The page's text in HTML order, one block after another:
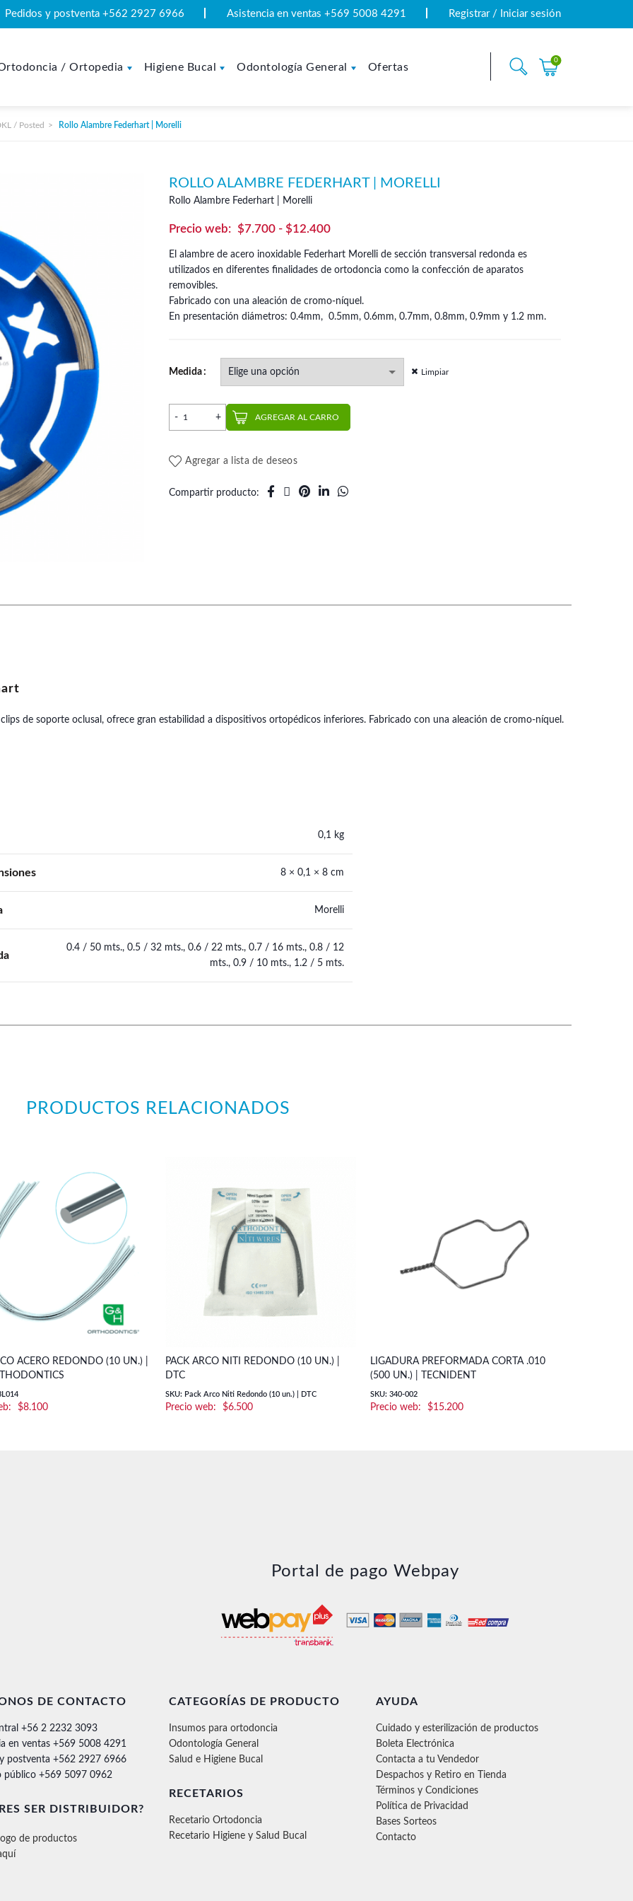
Pedidos y postventa +562 2927 6966 Asistencia en ventas +569 5008 4291 Registrar / Iniciar sesión
/ Ortopedia Higiene Bucal Odontología General Ofertas
0
/ Posted Rollo Alambre Federhart | Morelli
ROLLO ALAMBRE FEDERHART | MORELLI
Rollo Alambre Federhart | Morelli
$7.700 - $12.400Rango
de
precios:
$7.700
hasta
El alambre de acero inoxidable Federhart Morelli de sección transversal redonda es
utilizados en diferentes finalidades de ortodoncia como la confección de aparatos
removibles.
Fabricado con una aleación de cromo-níquel.
En presentación diámetros: 0.4mm, 0.5mm, 0.6mm, 0.7mm, 0.8mm, 0.9mm y 1.2 mm.
Medida Limpiar
Rollo Alambre Federhart | Morelli cantidad
AGREGAR AL CARRO
Agregar a lista de deseos
Compartir producto
de soporte oclusal, ofrece gran estabilidad a dispositivos ortopédicos inferiores. Fabricado con una aleación de cromo-níquel.
0,1 kg
8 × 0,1 × 8 cm
Morelli
0.4 / 50 mts., 0.5 / 32 mts., 0.6 / 22 mts., 0.7 / 16 mts., 0.8 / 12
mts., 0.9 / 10 mts., 1.2 / 5 mts.
PRODUCTOS RELACIONADOS
ACERO REDONDO (10 UN.) |
$8.100
PACK ARCO NITI REDONDO (10 UN.) |
DTC
SKU: Pack Arco Niti Redondo (10 un.) | DTC
$6.500
LIGADURA PREFORMADA CORTA .010
(500 UN.) | TECNIDENT
SKU: 340-002
$15.200
Portal de pago Webpay
DE CONTACTO
+56 2 2232 3093
en ventas +569 5008 4291
postventa +562 2927 6966
público +569 5097 0962
SER DISTRIBUIDOR?
de productos
CATEGORÍAS DE PRODUCTO
Insumos para ortodoncia
Odontología General
Salud e Higiene Bucal
RECETARIOS
Recetario Ortodoncia
Recetario Higiene y Salud Bucal
AYUDA
Cuidado y esterilización de productos
Boleta Electrónica
Contacta a tu Vendedor
Despachos y Retiro en Tienda
Términos y Condiciones
Política de Privacidad
Bases Sorteos
Contacto